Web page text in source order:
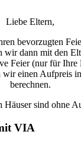
Liebe Eltern,
bevorzugten
wir dann mit den
Feier (nur für Ihre
wir einen Aufpreis
berechnen.
Häuser sind ohne
VIA